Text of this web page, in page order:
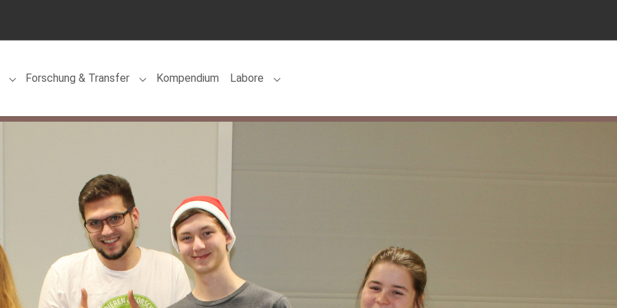
for "Team"
Submenu for "Lehre"
Forschung & Transfer
Submenu for "Forschung & Transfer"
Kompendium Labore
Submenu for "Labore"